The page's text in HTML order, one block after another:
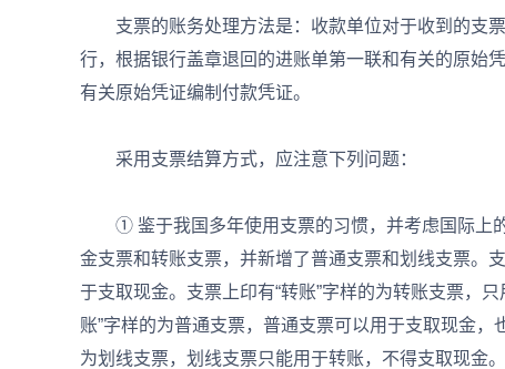
支票的账务处理方法是：收款单位对于收到的支
行，根据银行盖章退回的进账单第一联和有关的原始
有关原始凭证编制付款凭证。
采用支票结算方式，应注意下列问题：
① 鉴于我国多年使用支票的习惯，并考虑国际上
金支票和转账支票，并新增了普通支票和划线支票。
于支取现金。支票上印有“转账”字样的为转账支票，
账”字样的为普通支票，普通支票可以用于支取现金，
为划线支票，划线支票只能用于转账，不得支取现金。